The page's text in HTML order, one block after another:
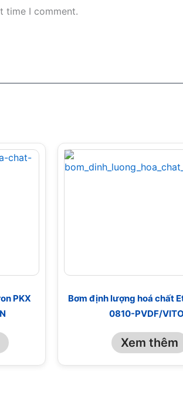
time I comment.
PKX
Bơm định lượng hoá chất
0810-PVDF/
Xem thêm